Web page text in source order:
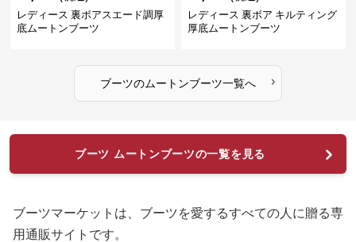
レディース 裏ボアスエード調厚
底ムートンブーツ
レディース 裏ボア キルティング
厚底ムートンブーツ
ブーツのムートンブーツ一覧へ ›
ブーツ ムートンブーツの一覧を見る
ブーツマーケットは、ブーツを愛するすべての人に贈る専
用通販サイトです。